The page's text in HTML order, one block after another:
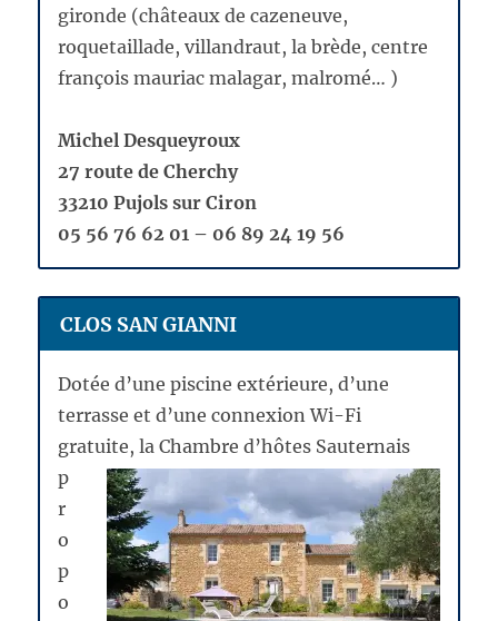
gironde (châteaux de cazeneuve,
roquetaillade, villandraut, la brède, centre
françois mauriac malagar, malromé… )
Michel Desqueyroux
27 route de Cherchy
33210 Pujols sur Ciron
05 56 76 62 01 – 06 89 24 19 56
CLOS SAN GIANNI
Dotée d’une piscine extérieure, d’une
terrasse et d’une connexion Wi-Fi
gratuite, la Chambre d’hôtes Sauternais
p
r
o
p
o